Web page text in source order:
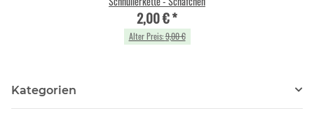
2,00 €*
Alter Preis:9,00 €
Kategorien